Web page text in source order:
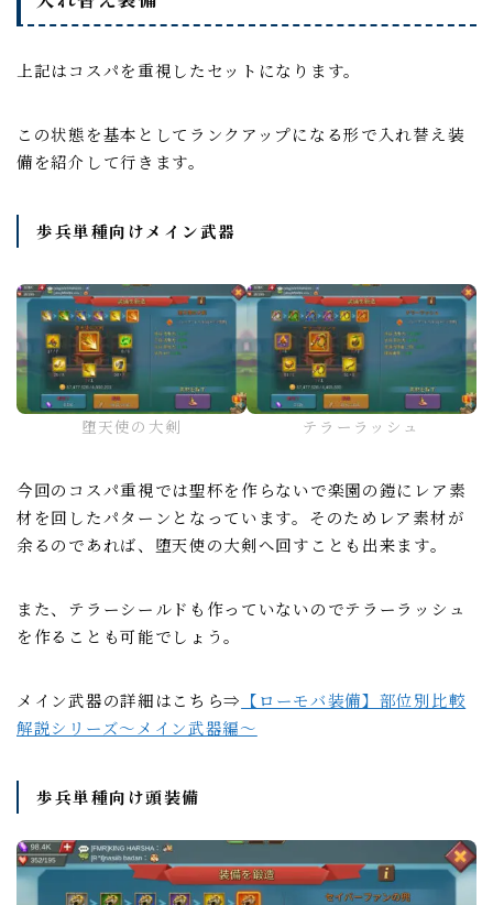
上記はコスパを重視したセットになります。
この状態を基本としてランクアップになる形で入れ替え装
備を紹介して行きます。
歩兵単種向けメイン武器
堕天使の大剣 テラーラッシュ
今回のコスパ重視では聖杯を作らないで楽園の鎧にレア素
材を回したパターンとなっています。そのためレア素材が
余るのであれば、堕天使の大剣へ回すことも出来ます。
また、テラーシールドも作っていないのでテラーラッシュ
を作ることも可能でしょう。
メイン武器の詳細はこちら⇒ 【ローモバ装備】部位別比較
解説シリーズ～メイン武器編～
歩兵単種向け頭装備